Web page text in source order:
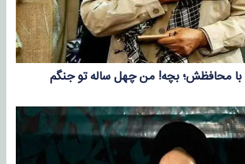
محافظش؛ بچه! من چهل ساله تو جنگم